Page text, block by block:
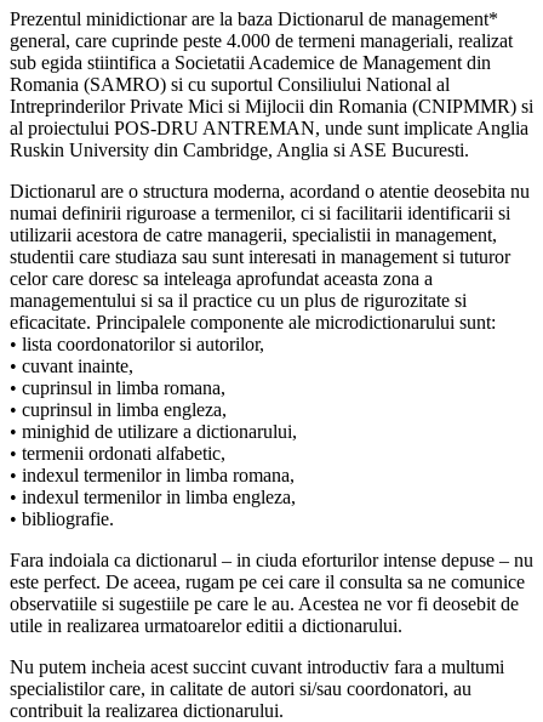
Prezentul minidictionar are la baza Dictionarul de management*
general, care cuprinde peste 4.000 de termeni manageriali, realizat
sub egida stiintifica a Societatii Academice de Management din
Romania (SAMRO) si cu suportul Consiliului National al
Intreprinderilor Private Mici si Mijlocii din Romania (CNIPMMR) si
al proiectului POS-DRU ANTREMAN, unde sunt implicate Anglia
Ruskin University din Cambridge, Anglia si ASE Bucuresti.
Dictionarul are o structura moderna, acordand o atentie deosebita nu
numai definirii riguroase a termenilor, ci si facilitarii identificarii si
utilizarii acestora de catre managerii, specialistii in management,
studentii care studiaza sau sunt interesati in management si tuturor
celor care doresc sa inteleaga aprofundat aceasta zona a
managementului si sa il practice cu un plus de rigurozitate si
eficacitate. Principalele componente ale microdictionarului sunt:
• lista coordonatorilor si autorilor,
• cuvant inainte,
• cuprinsul in limba romana,
• cuprinsul in limba engleza,
• minighid de utilizare a dictionarului,
• termenii ordonati alfabetic,
• indexul termenilor in limba romana,
• indexul termenilor in limba engleza,
• bibliografie.
Fara indoiala ca dictionarul – in ciuda eforturilor intense depuse – nu
este perfect. De aceea, rugam pe cei care il consulta sa ne comunice
observatiile si sugestiile pe care le au. Acestea ne vor fi deosebit de
utile in realizarea urmatoarelor editii a dictionarului.
Nu putem incheia acest succint cuvant introductiv fara a multumi
specialistilor care, in calitate de autori si/sau coordonatori, au
contribuit la realizarea dictionarului.